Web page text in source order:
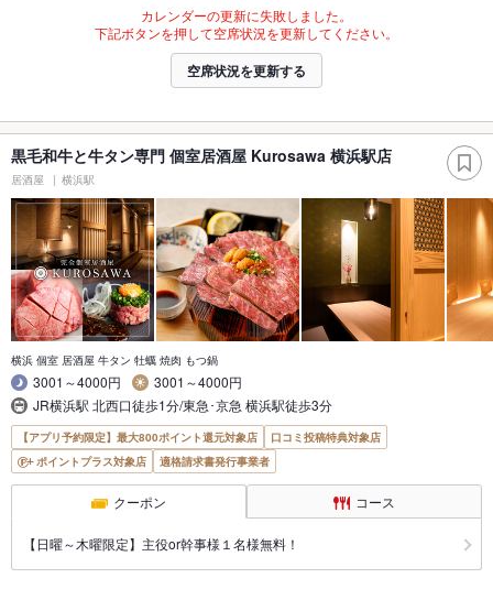
カレンダーの更新に失敗しました。
下記ボタンを押して空席状況を更新してください。
空席状況を更新する
黒毛和牛と牛タン専門 個室居酒屋 Kurosawa 横浜駅店
居酒屋 横浜駅
横浜 個室 居酒屋 牛タン 牡蠣 焼肉 もつ鍋
3001～4000円
3001～4000円
JR横浜駅 北西口徒歩1分/東急･京急 横浜駅徒歩3分
【アプリ予約限定】最大800ポイント還元対象店
口コミ投稿特典対象店
ポイントプラス対象店
適格請求書発行事業者
クーポン コース
【日曜～木曜限定】主役or幹事様１名様無料！